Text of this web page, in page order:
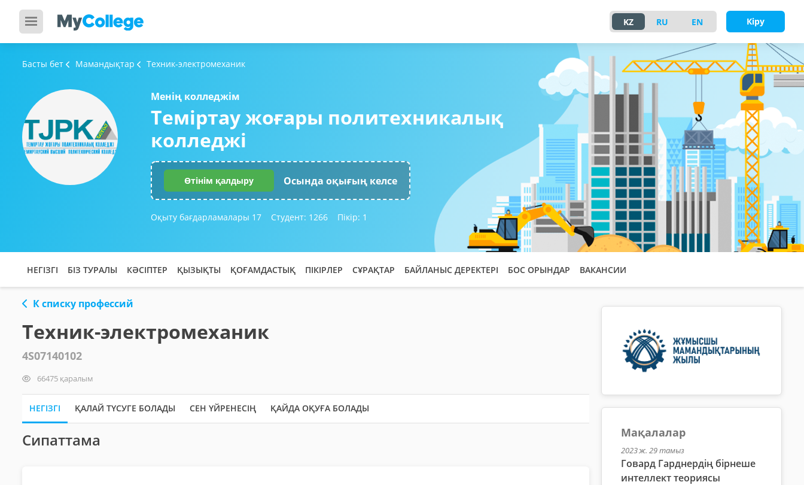
KZ RU EN Кіру
Басты бет Мамандықтар Техник-электромеханик
Менің колледжім
Теміртау жоғары политехникалық
колледжі
Өтінім қалдыру Осында оқығың келсе
Оқыту бағдарламалары 17 Студент: 1266 Пікір: 1
НЕГІЗГІ БІЗ ТУРАЛЫ КӘСІПТЕР ҚЫЗЫҚТЫ ҚОҒАМДАСТЫҚ ПІКІРЛЕР СҰРАҚТАР БАЙЛАНЫС ДЕРЕКТЕРІ БОС ОРЫНДАР ВАКАНСИИ
К списку профессий
Техник-электромеханик
4S07140102
66475 қаралым
НЕГІЗГІ ҚАЛАЙ ТҮСУГЕ БОЛАДЫ СЕН ҮЙРЕНЕСІҢ ҚАЙДА ОҚУҒА БОЛАДЫ
Сипаттама Мақалалар
2023 ж. 29 тамыз
Говард Гарднердің бірнеше
интеллект теориясы